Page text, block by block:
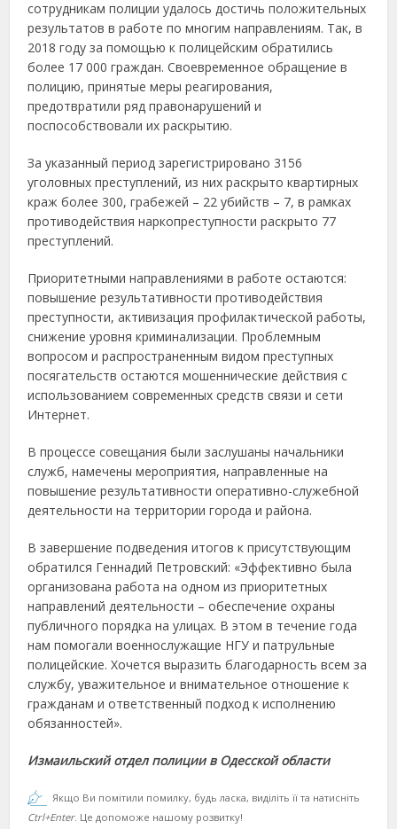
сотрудникам полиции удалось достичь положительных
результатов в работе по многим направлениям. Так, в
2018 году за помощью к полицейским обратились
более 17 000 граждан. Своевременное обращение в
полицию, принятые меры реагирования,
предотвратили ряд правонарушений и
поспособствовали их раскрытию.
За указанный период зарегистрировано 3156
уголовных преступлений, из них раскрыто квартирных
краж более 300, грабежей – 22 убийств – 7, в рамках
противодействия наркопреступности раскрыто 77
преступлений.
Приоритетными направлениями в работе остаются:
повышение результативности противодействия
преступности, активизация профилактической работы,
снижение уровня криминализации. Проблемным
вопросом и распространенным видом преступных
посягательств остаются мошеннические действия с
использованием современных средств связи и сети
Интернет.
В процессе совещания были заслушаны начальники
служб, намечены мероприятия, направленные на
повышение результативности оперативно-служебной
деятельности на территории города и района.
В завершение подведения итогов к присутствующим
обратился Геннадий Петровский: «Эффективно была
организована работа на одном из приоритетных
направлений деятельности – обеспечение охраны
публичного порядка на улицах. В этом в течение года
нам помогали военнослужащие НГУ и патрульные
полицейские. Хочется выразить благодарность всем за
службу, уважительное и внимательное отношение к
гражданам и ответственный подход к исполнению
обязанностей».
Измаильский отдел полиции в Одесской области
Якщо Ви помітили помилку, будь ласка, виділіть її та натисніть
Ctrl+Enter. Це допоможе нашому розвитку!